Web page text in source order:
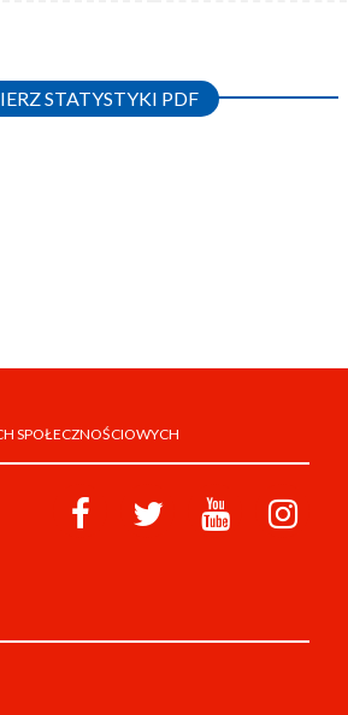
STATYSTYKI PDF
SPOŁECZNOŚCIOWYCH